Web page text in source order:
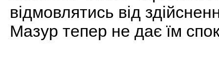
відмовлятись від
Мазур тепер не дає їм